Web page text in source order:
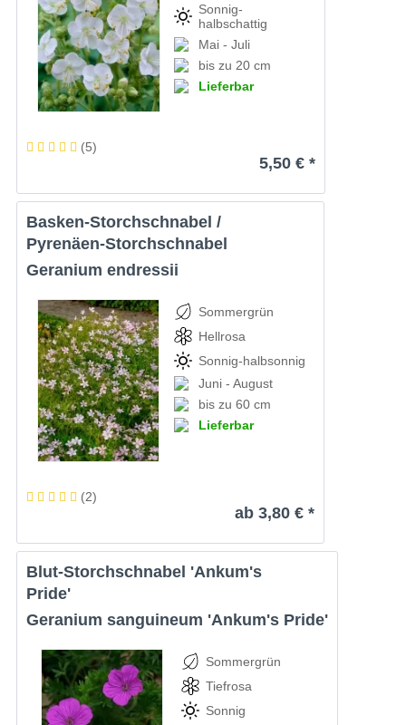
Sonnig-
halbschattig
Mai - Juli
bis zu 20 cm
Lieferbar
(5)
5,50 € *
Basken-Storchschnabel /
Pyrenäen-Storchschnabel
Geranium endressii
Sommergrün
Hellrosa
Sonnig-halbsonnig
Juni - August
bis zu 60 cm
Lieferbar
(2)
ab 3,80 € *
Blut-Storchschnabel 'Ankum's
Pride'
Geranium sanguineum 'Ankum's Pride'
Sommergrün
Tiefrosa
Sonnig